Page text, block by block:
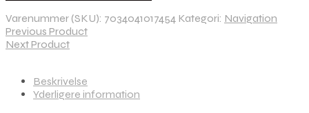
Varenummer (SKU): 7034041017454 Kategori: Navigation
Previous Product
Next Product
Beskrivelse
Yderligere information